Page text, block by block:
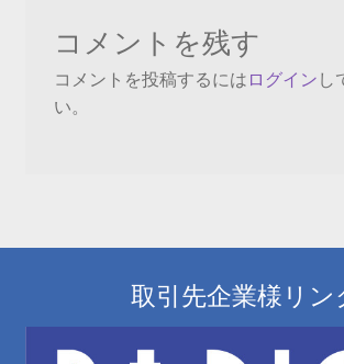
ゲ
ー
コメントを残す
コメントを投稿するには ログイン し
い。
取引先企業様リン